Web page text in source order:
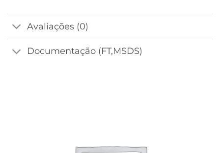
Avaliações (0)
Documentação (FT,MSDS)